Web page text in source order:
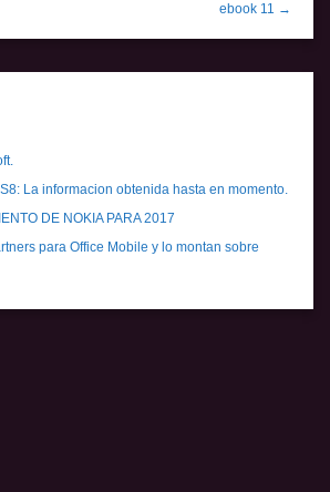
ebook 11 →
La informacion obtenida hasta en momento.
DE NOKIA PARA 2017
para Office Mobile y lo montan sobre